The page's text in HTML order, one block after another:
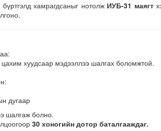
хамрагдсаныг нотолж ИУБ-31 маягт
хуудсаар мэдээллээ шалгах боломжтой.
дугаар
шалгаж болно.
30 хоногийн дотор баталгааждаг.